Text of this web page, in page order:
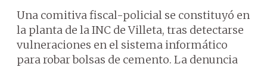
Una comitiva fiscal-policial se constituyó en
la planta de la INC de Villeta, tras detectarse
vulneraciones en el sistema informático
para robar bolsas de cemento. La denuncia